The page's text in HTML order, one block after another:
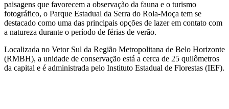
paisagens que favorecem a observação da fauna e o turismo
fotográfico, o Parque Estadual da Serra do Rola-Moça tem se
destacado como uma das principais opções de lazer em contato com
a natureza durante o período de férias de verão.
Localizada no Vetor Sul da Região Metropolitana de Belo Horizonte
(RMBH), a unidade de conservação está a cerca de 25 quilômetros
da capital e é administrada pelo Instituto Estadual de Florestas (IEF).